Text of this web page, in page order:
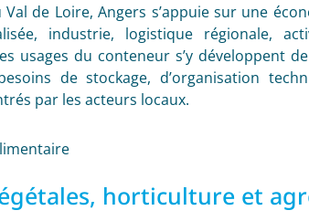
de Loire, Angers s’appuie sur une
industrie, logistique régionale,
usages du conteneur s’y développent
de stockage, d’organisation
par les acteurs locaux.
horticulture et